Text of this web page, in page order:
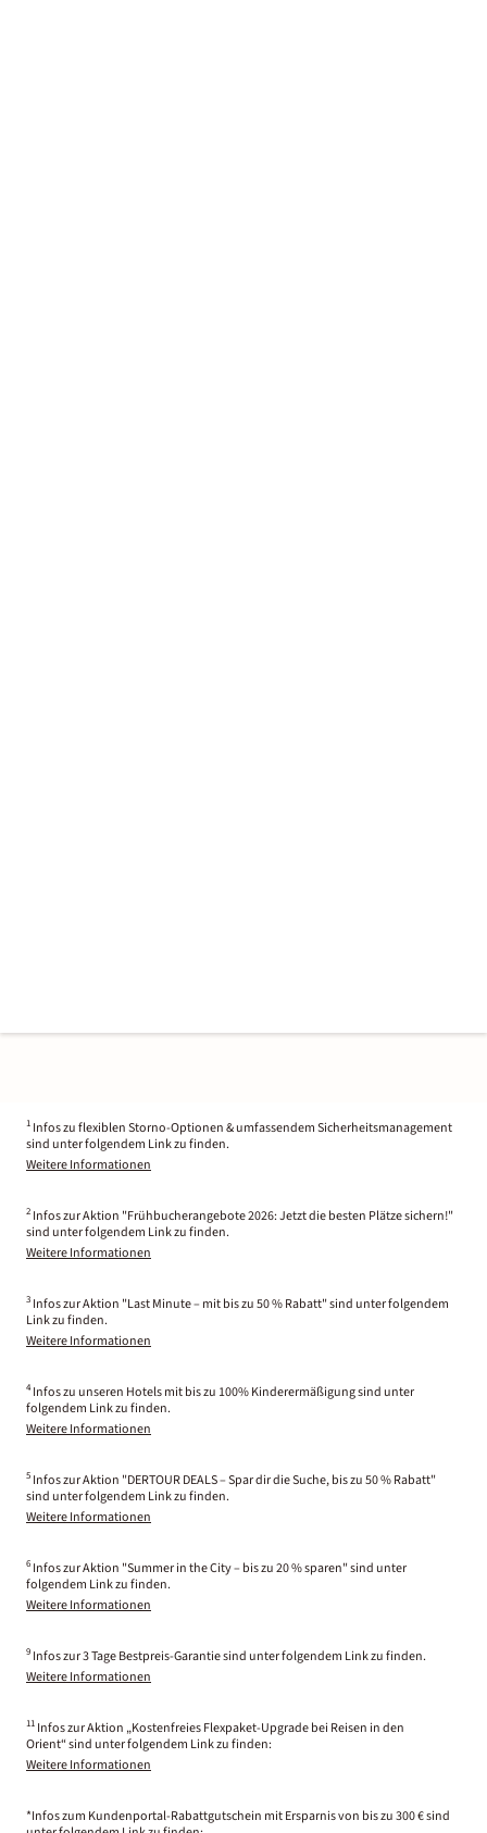
1 Infos zu flexiblen Storno-Optionen & umfassendem Sicherheitsmanagement
sind unter folgendem Link zu finden.
Weitere Informationen
2 Infos zur Aktion "Frühbucherangebote 2026: Jetzt die besten Plätze sichern!"
sind unter folgendem Link zu finden.
Weitere Informationen
3 Infos zur Aktion "Last Minute – mit bis zu 50 % Rabatt" sind unter folgendem
Link zu finden.
Weitere Informationen
4 Infos zu unseren Hotels mit bis zu 100% Kinderermäßigung sind unter
folgendem Link zu finden.
Weitere Informationen
5 Infos zur Aktion "DERTOUR DEALS – Spar dir die Suche, bis zu 50 % Rabatt"
sind unter folgendem Link zu finden.
Weitere Informationen
6 Infos zur Aktion "Summer in the City – bis zu 20 % sparen" sind unter
folgendem Link zu finden.
Weitere Informationen
9 Infos zur 3 Tage Bestpreis-Garantie sind unter folgendem Link zu finden.
Weitere Informationen
11 Infos zur Aktion „Kostenfreies Flexpaket-Upgrade bei Reisen in den
Orient“ sind unter folgendem Link zu finden:
Weitere Informationen
*Infos zum Kundenportal-Rabattgutschein mit Ersparnis von bis zu 300 € sind